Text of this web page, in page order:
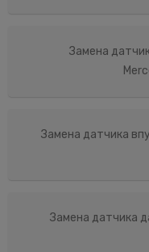
Замена
Замена датчика
Замена датчика